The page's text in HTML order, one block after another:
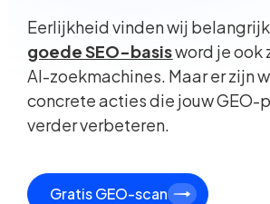
Eerlijkheid vinden wij
goede SEO-basisword je ook
AI-zoekmachines. Maar er zijn
concrete acties die jouw GEO-
verder verbeteren.
Gratis GEO-scan